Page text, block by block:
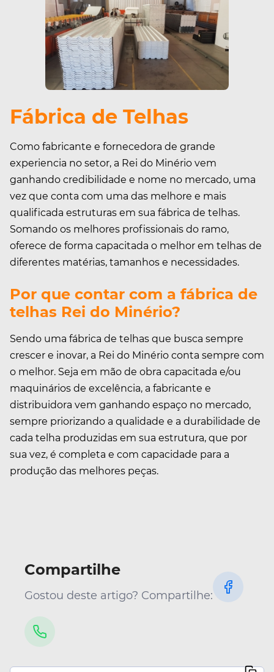
Fábrica de Telhas
Como fabricante e fornecedora de grande
experiencia no setor, a Rei do Minério vem
ganhando credibilidade e nome no mercado, uma
vez que conta com uma das melhore e mais
qualificada estruturas em sua fábrica de telhas.
Somando os melhores profissionais do ramo,
oferece de forma capacitada o melhor em telhas de
diferentes matérias, tamanhos e necessidades.
Por que contar com a fábrica de
telhas Rei do Minério?
Sendo uma fábrica de telhas que busca sempre
crescer e inovar, a Rei do Minério conta sempre com
o melhor. Seja em mão de obra capacitada e/ou
maquinários de excelência, a fabricante e
distribuidora vem ganhando espaço no mercado,
sempre priorizando a qualidade e a durabilidade de
cada telha produzidas em sua estrutura, que por
sua vez, é completa e com capacidade para a
produção das melhores peças.
Compartilhe
Gostou deste artigo? Compartilhe: